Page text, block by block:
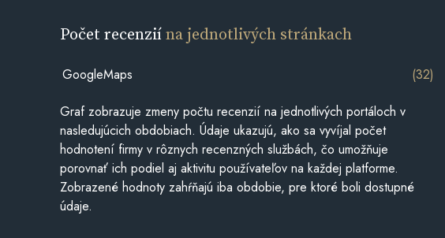
Počet recenziína jednotlivých stránkach
GoogleMaps (32)
Graf zobrazuje zmeny počtu recenzií na jednotlivých portáloch v
nasledujúcich obdobiach. Údaje ukazujú, ako sa vyvíjal počet
hodnotení firmy v rôznych recenzných službách, čo umožňuje
porovnať ich podiel aj aktivitu používateľov na každej platforme.
Zobrazené hodnoty zahŕňajú iba obdobie, pre ktoré boli dostupné
údaje.